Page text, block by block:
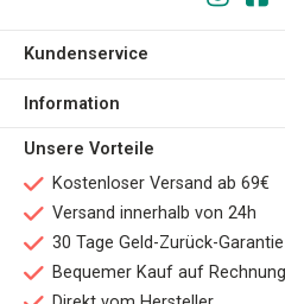
Kundenservice
Information
Unsere Vorteile
Kostenloser Versand ab 69€
Versand innerhalb von 24h
30 Tage Geld-Zurück-Garantie
Bequemer Kauf auf Rechnung